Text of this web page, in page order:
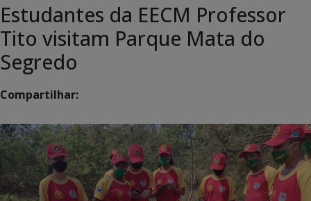
Estudantes da EECM Professor
Tito visitam Parque Mata do
Segredo
Compartilhar: